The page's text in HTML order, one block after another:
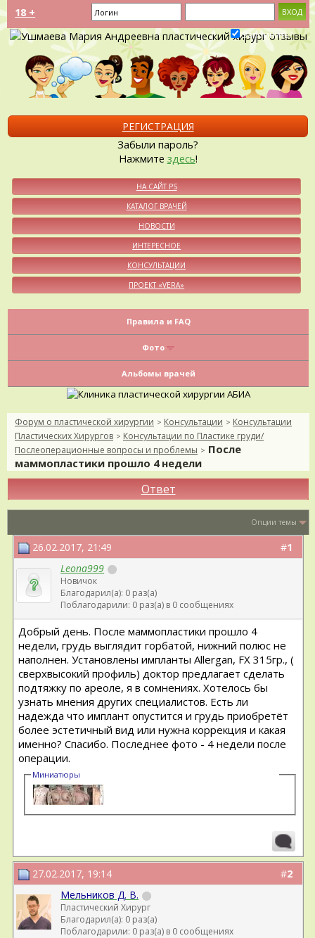
18 +
Запомнить?
РЕГИСТРАЦИЯ
Забыли пароль?
Нажмите здесь!
НА САЙТ PS
КАТАЛОГ ВРАЧЕЙ
НОВОСТИ
ИНТЕРЕСНОЕ
КОНСУЛЬТАЦИИ
ПРОЕКТ «VERA»
Правила и FAQ
Фото
Альбомы врачей
Форум о пластической хирургии > Консультации > Консультации
Пластических Хирургов > Консультации по Пластике груди/
Послеоперационные вопросы и проблемы > После
маммопластики прошло 4 недели
Ответ
Опции темы
#1
26.02.2017, 21:49
Leona999
Новичок
Благодарил(а): 0 раз(а)
Поблагодарили: 0 раз(а) в 0 сообщениях
Добрый день. После маммопластики прошло 4
недели, грудь выглядит горбатой, нижний полюс не
наполнен. Установлены импланты Allergan, FX 315гр., (
сверхвысокий профиль) доктор предлагает сделать
подтяжку по ареоле, я в сомнениях. Хотелось бы
узнать мнения других специалистов. Есть ли
надежда что имплант опустится и грудь приобретёт
более эстетичный вид или нужна коррекция и какая
именно? Спасибо. Последнее фото - 4 недели после
операции.
Миниатюры
#2
27.02.2017, 19:14
Мельников Д. В.
Пластический Хирург
Благодарил(а): 0 раз(а)
Поблагодарили: 0 раз(а) в 0 сообщениях